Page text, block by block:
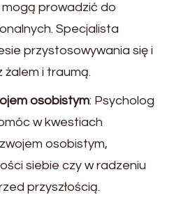
prowadzić do
Specjalista
przystosowywania się i
żalem i traumą.
osobistym: Psycholog
w kwestiach
osobistym,
siebie czy w radzeniu
przyszłością.